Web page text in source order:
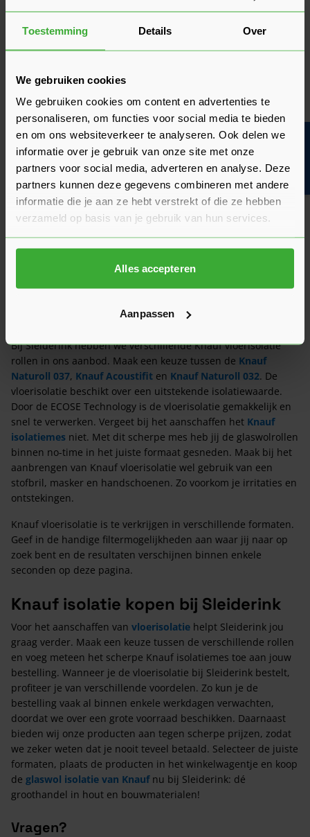
Toestemming Details Over
We gebruiken cookies
We gebruiken cookies om content en advertenties te
personaliseren, om functies voor social media te bieden
en om ons websiteverkeer te analyseren. Ook delen we
informatie over je gebruik van onze site met onze
partners voor social media, adverteren en analyse. Deze
partners kunnen deze gegevens combineren met andere
informatie die je aan ze hebt verstrekt of die ze hebben
verzameld op basis van je gebruik van hun services.
Alles accepteren
Aanpassen
Isoleer je vloer met Knauf
vloerisolatie!
Knauf vloerisolatie bestaat uit glaswol. Deze gerecyclede
glasscherven aangevuld met zuiver zand, zorgen voor een
zachte structuur. Met Knauf isolatie ben jij verzekerd van
uitstekende thermische én akoestische isolatie. Ook is deze
vloerisolatie rol erg brandveilig, waardoor ze prima in houten
constructies kunnen worden toegepast. De
samendrukbaarheid van het materiaal zorgt er tot slot voor
dat oppervlakten met oneffenheden makkelijk kunnen
worden geïsoleerd. Het enige nadeel is dat het glaswol niet
Knauf vloerisolatie niet in ruimtes te gebruiken waar veel
vocht aanwezig is.
Wat is ons aanbod?
Bij Sleiderink hebben we verschillende Knauf vloerisolatie
rollen in ons aanbod. Maak een keuze tussen de Knauf
Naturoll 037, Knauf Acoustifit en Knauf Naturoll 032. De
vloerisolatie beschikt over een uitstekende isolatiewaarde.
Door de ECOSE Technology is de vloerisolatie gemakkelijk en
snel te verwerken. Vergeet bij het aanschaffen het Knauf
isolatiemes niet. Met dit scherpe mes heb jij de glaswolrollen
binnen no-time in het juiste formaat gesneden. Maak bij het
aanbrengen van Knauf vloerisolatie wel gebruik van een
stofbril, masker en handschoenen. Zo voorkom je irritaties en
ontstekingen.
Knauf vloerisolatie is te verkrijgen in verschillende formaten.
Geef in de handige filtermogelijkheden aan waar jij naar op
zoek bent en de resultaten verschijnen binnen enkele
seconden op deze pagina.
Knauf isolatie kopen bij Sleiderink
Voor het aanschaffen van vloerisolatie helpt Sleiderink jou
graag verder. Maak een keuze tussen de verschillende rollen
en voeg meteen het scherpe Knauf isolatiemes toe aan jouw
bestelling. Wanneer je de vloerisolatie bij Sleiderink bestelt,
profiteer je van verschillende voordelen. Zo kun je de
bestelling vaak al binnen enkele werkdagen verwachten,
doordat we over een grote voorraad beschikken. Daarnaast
bieden wij onze producten aan tegen scherpe prijzen, zodat
we zeker weten dat je nooit teveel betaald. Selecteer de juiste
formaten, plaats de producten in het winkelwagentje en koop
de glaswol isolatie van Knaufnu bij Sleiderink: dé
groothandel in hout en bouwmaterialen!
Vragen?